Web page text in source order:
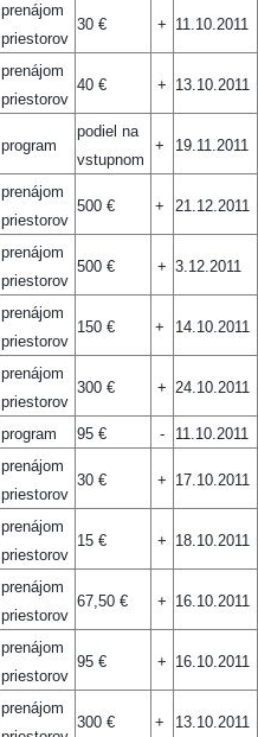
prenájom
priestorov
30 € + 11.10.2011
prenájom
priestorov
40 € + 13.10.2011
program
podiel na
vstupnom
+ 19.11.2011
prenájom
priestorov
500 € + 21.12.2011
prenájom
priestorov
500 € + 3.12.2011
prenájom
priestorov
150 € + 14.10.2011
prenájom
priestorov
300 € + 24.10.2011
program 95 € - 11.10.2011
prenájom
priestorov
30 € + 17.10.2011
prenájom
priestorov
15 € + 18.10.2011
prenájom
priestorov
67,50 € + 16.10.2011
prenájom
priestorov
95 € + 16.10.2011
prenájom
300 € + 13.10.2011